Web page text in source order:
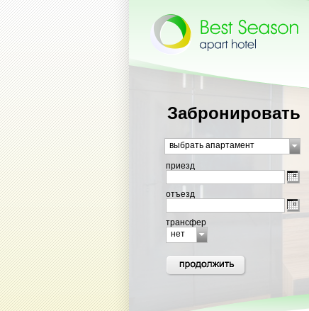
Забронировать
выбрать апартамент
приезд
отъезд
трансфер
нет